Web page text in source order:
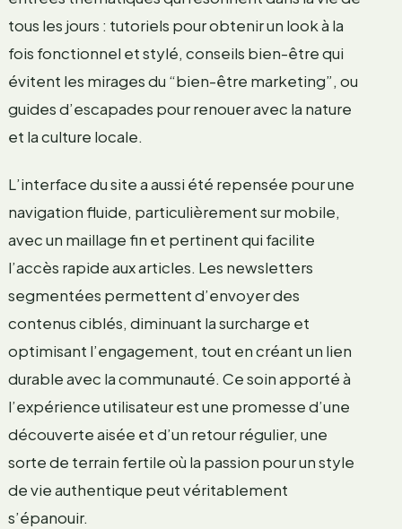
tous les jours : tutoriels pour obtenir un look à la
fois fonctionnel et stylé, conseils bien-être qui
évitent les mirages du “bien-être marketing”, ou
guides d’escapades pour renouer avec la nature
et la culture locale.
L’interface du site a aussi été repensée pour une
navigation fluide, particulièrement sur mobile,
avec un maillage fin et pertinent qui facilite
l’accès rapide aux articles. Les newsletters
segmentées permettent d’envoyer des
contenus ciblés, diminuant la surcharge et
optimisant l’engagement, tout en créant un lien
durable avec la communauté. Ce soin apporté à
l’expérience utilisateur est une promesse d’une
découverte aisée et d’un retour régulier, une
sorte de terrain fertile où la passion pour un style
de vie authentique peut véritablement
s’épanouir.